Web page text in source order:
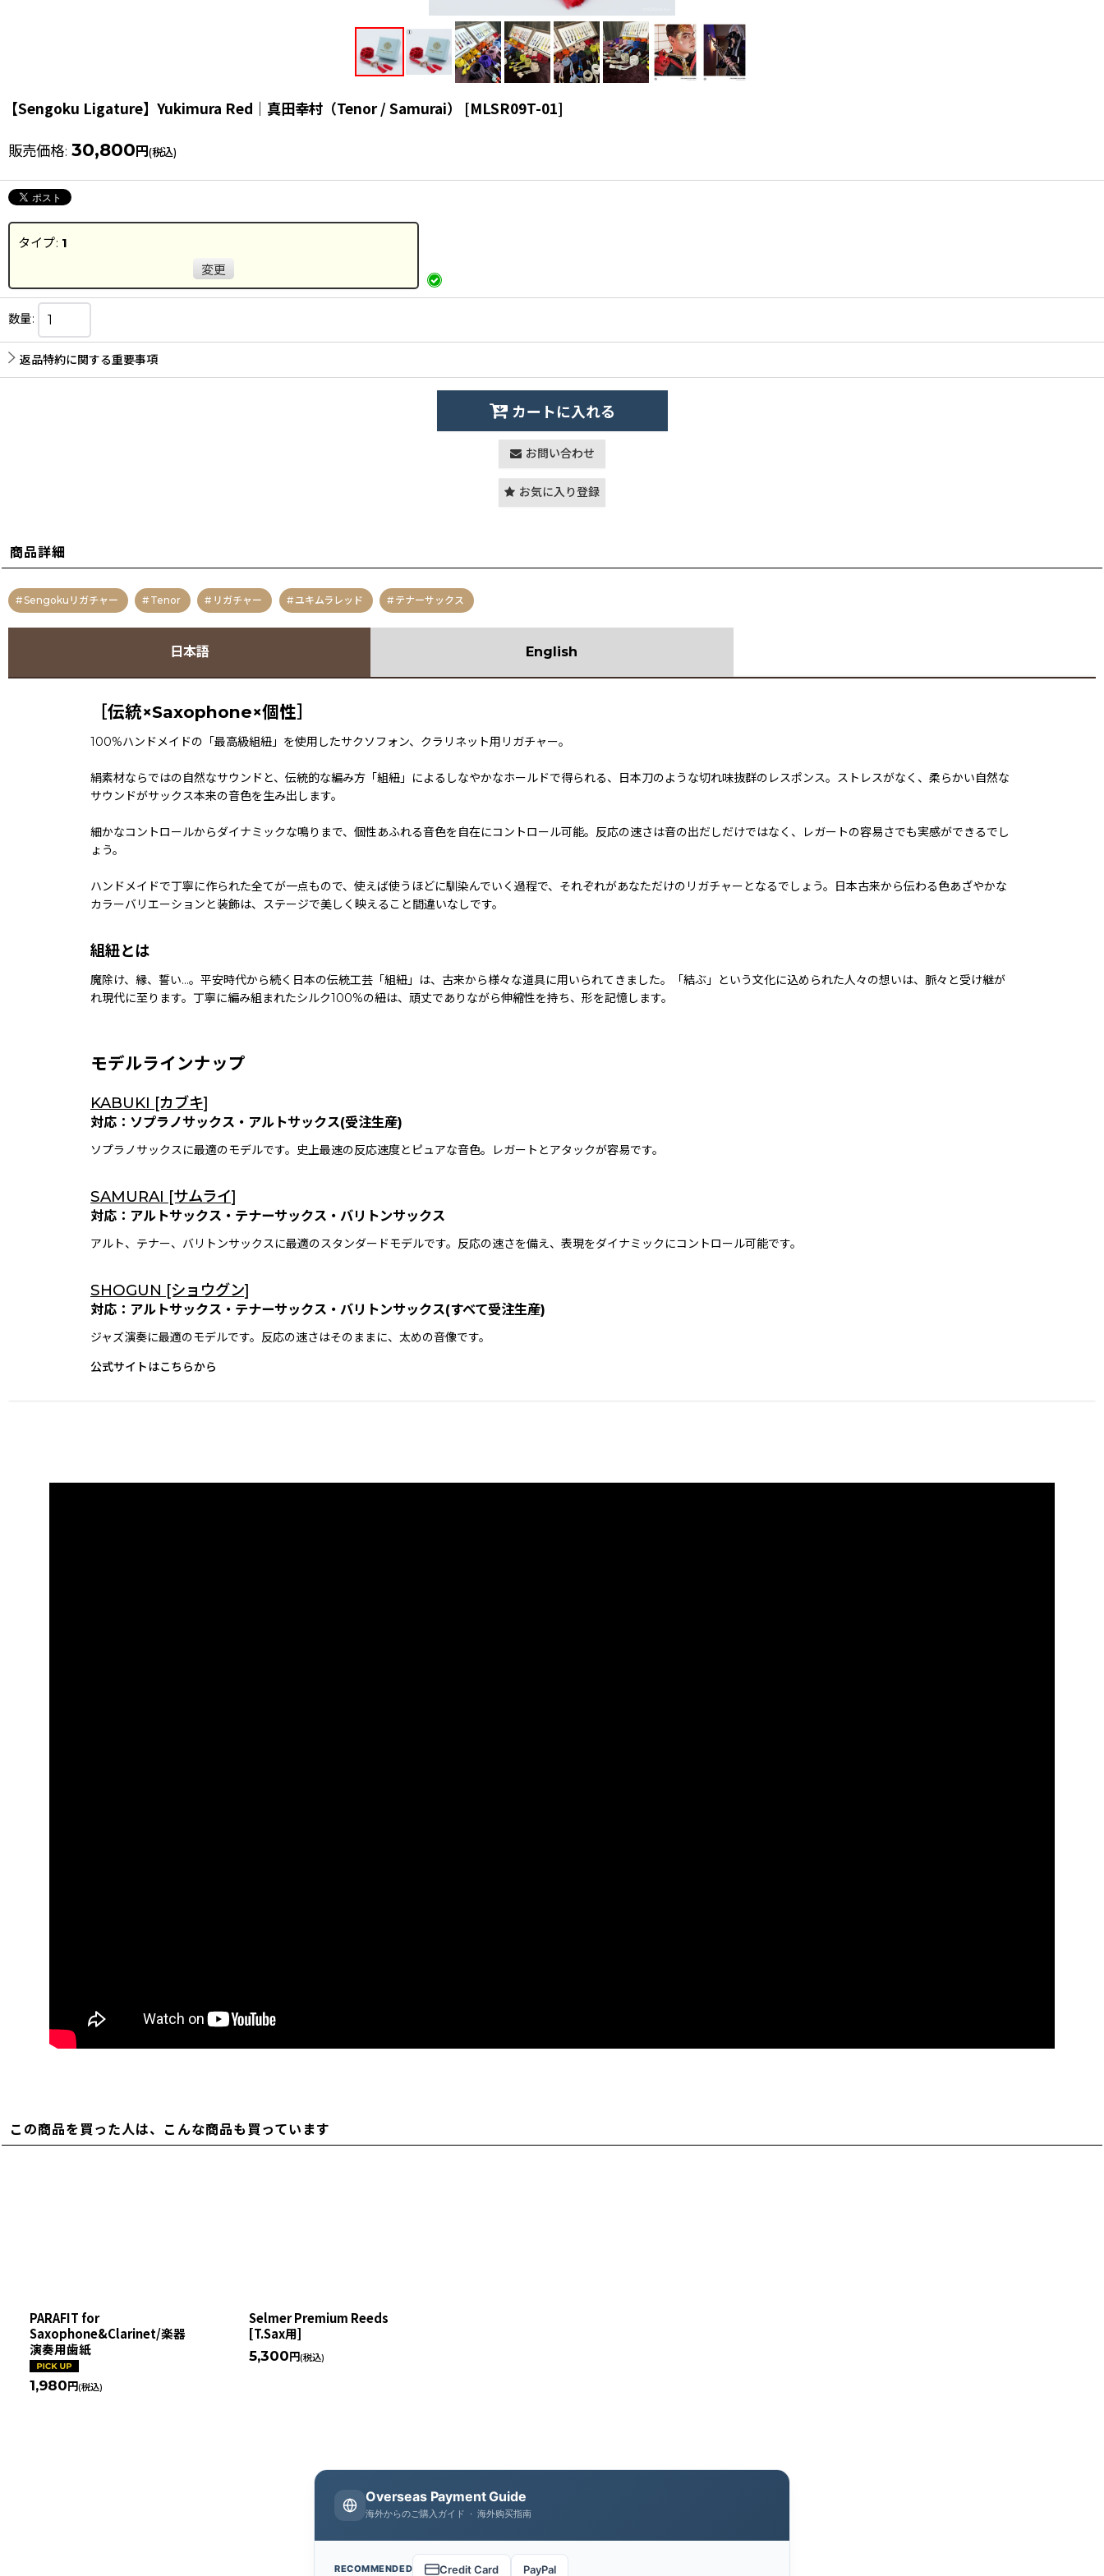
【Sengoku Ligature】Yukimura Red｜真田幸村（Tenor / Samurai） [MLSR09T-01]
販売価格: 30,800円(税込)
タイプ: 1
変更
数量:
返品特約に関する重要事項
カートに入れる
お問い合わせ
お気に入り登録
商品詳細
Sengokuリガチャー Tenor リガチャー ユキムラレッド テナーサックス
日本語 English
［伝統×Saxophone×個性］
100%ハンドメイドの「最高級組紐」を使用したサクソフォン、クラリネット用リガチャー。
絹素材ならではの自然なサウンドと、伝統的な編み方「組紐」によるしなやかなホールドで得られる、日本刀のような切れ味抜群のレスポンス。ストレスがなく、柔らかい自然な
サウンドがサックス本来の音色を生み出します。
細かなコントロールからダイナミックな鳴りまで、個性あふれる音色を自在にコントロール可能。反応の速さは音の出だしだけではなく、レガートの容易さでも実感ができるでし
ょう。
ハンドメイドで丁寧に作られた全てが一点もので、使えば使うほどに馴染んでいく過程で、それぞれがあなただけのリガチャーとなるでしょう。日本古来から伝わる色あざやかな
カラーバリエーションと装飾は、ステージで美しく映えること間違いなしです。
組紐とは
魔除け、縁、誓い...。平安時代から続く日本の伝統工芸「組紐」は、古来から様々な道具に用いられてきました。「結ぶ」という文化に込められた人々の想いは、脈々と受け継が
れ現代に至ります。丁寧に編み組まれたシルク100%の紐は、頑丈でありながら伸縮性を持ち、形を記憶します。
モデルラインナップ
KABUKI [カブキ]
対応：ソプラノサックス・アルトサックス(受注生産)
ソプラノサックスに最適のモデルです。史上最速の反応速度とピュアな音色。レガートとアタックが容易です。
SAMURAI [サムライ]
対応：アルトサックス・テナーサックス・バリトンサックス
アルト、テナー、バリトンサックスに最適のスタンダードモデルです。反応の速さを備え、表現をダイナミックにコントロール可能です。
SHOGUN [ショウグン]
対応：アルトサックス・テナーサックス・バリトンサックス(すべて受注生産)
ジャズ演奏に最適のモデルです。反応の速さはそのままに、太めの音像です。
公式サイトはこちらから
この商品を買った人は、こんな商品も買っています
PARAFIT for
Saxophone&Clarinet/楽器
演奏用歯紙
1,980円(税込)
Selmer Premium Reeds
[T.Sax用]
5,300円(税込)
Overseas Payment Guide
海外からのご購入ガイド · 海外购买指南
RECOMMENDED Credit Card PayPal